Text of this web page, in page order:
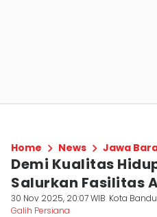
Home News Jawa
Demi Kualitas
Salurkan Fasilitas
30 Nov 2025, 20:07 WIB Kota
Galih Persiana